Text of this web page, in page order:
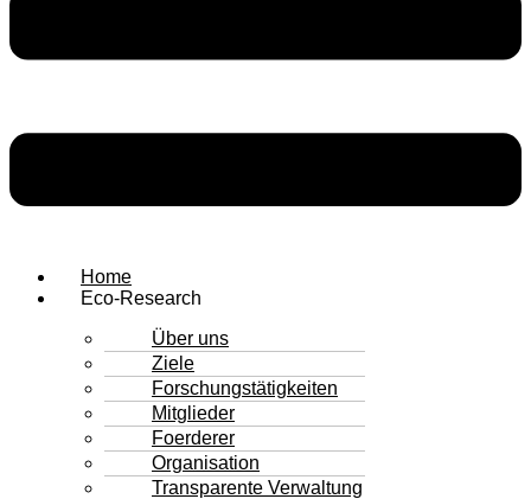
Home
Eco-Research
Über uns
Ziele
Forschungstätigkeiten
Mitglieder
Foerderer
Organisation
Transparente Verwaltung